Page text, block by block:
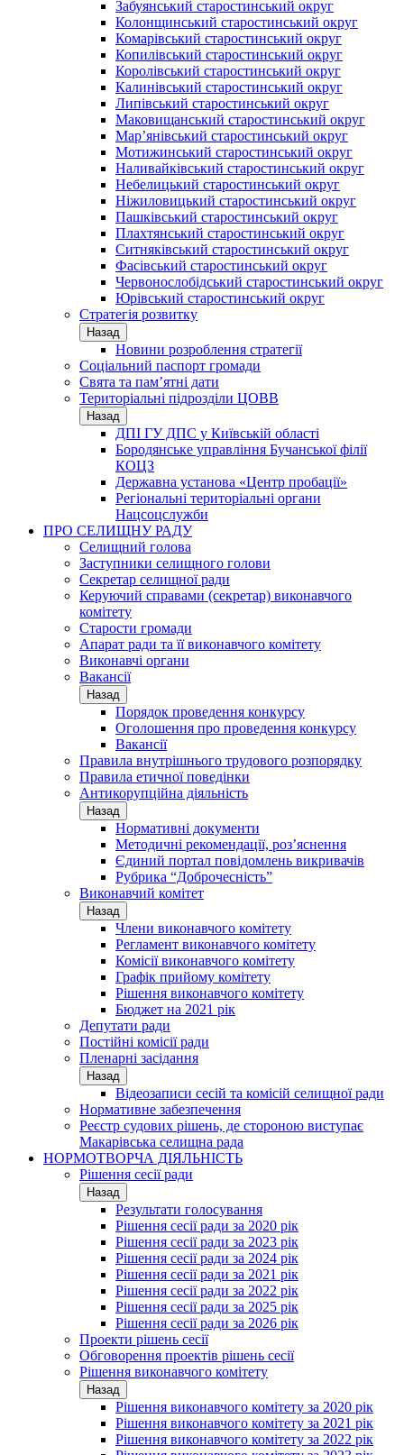
Забуянський старостинський округ
Колонщинський старостинський округ
Комарівський старостинський округ
Копилівський старостинський округ
Королівський старостинський округ
Калинівський старостинський округ
Липівський старостинський округ
Маковищанський старостинський округ
Мар’янівський старостинський округ
Мотижинський старостинський округ
Наливайківський старостинський округ
Небелицький старостинський округ
Ніжиловицький старостинський округ
Пашківський старостинський округ
Плахтянський старостинський округ
Ситняківський старостинський округ
Фасівський старостинський округ
Червонослобідський старостинський округ
Юрівський старостинський округ
Стратегія розвитку
Назад
Новини розроблення стратегії
Соціальний паспорт громади
Свята та пам’ятні дати
Територіальні підрозділи ЦОВВ
Назад
ДПІ ГУ ДПС у Київській області
Бородянське управління Бучанської філії
КОЦЗ
Державна установа «Центр пробації»
Регіональні територіальні органи
Нацсоцслужби
ПРО СЕЛИЩНУ РАДУ
Селищний голова
Заступники селищного голови
Секретар селищної ради
Керуючий справами (секретар) виконавчого
комітету
Старости громади
Апарат ради та її виконавчого комітету
Виконавчі органи
Вакансії
Назад
Порядок проведення конкурсу
Оголошення про проведення конкурсу
Вакансії
Правила внутрішнього трудового розпорядку
Правила етичної поведінки
Антикорупційна діяльність
Назад
Нормативні документи
Методичні рекомендації, роз’яснення
Єдиний портал повідомлень викривачів
Рубрика “Доброчесність”
Виконавчий комітет
Назад
Члени виконавчого комітету
Регламент виконавчого комітету
Комісії виконавчого комітету
Графік прийому комітету
Рішення виконавчого комітету
Бюджет на 2021 рік
Депутати ради
Постійні комісії ради
Пленарні засідання
Назад
Відеозаписи сесій та комісій селищної ради
Нормативне забезпечення
Реєстр судових рішень, де стороною виступає
Макарівська селищна рада
НОРМОТВОРЧА ДІЯЛЬНІСТЬ
Рішення сесії ради
Назад
Результати голосування
Рішення сесії ради за 2020 рік
Рішення сесії ради за 2023 рік
Рішення сесії ради за 2024 рік
Рішення сесії ради за 2021 рік
Рішення сесії ради за 2022 рік
Рішення сесії ради за 2025 рік
Рішення сесії ради за 2026 рік
Проекти рішень сесії
Обговорення проектів рішень сесії
Рішення виконавчого комітету
Назад
Рішення виконавчого комітету за 2020 рік
Рішення виконавчого комітету за 2021 рік
Рішення виконавчого комітету за 2022 рік